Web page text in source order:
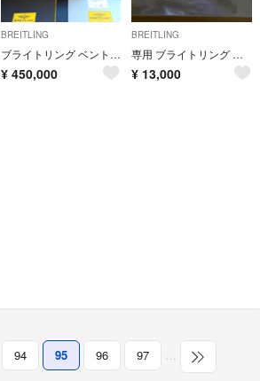
BREITLING
ブライトリング ベントレー B05 ユニタイム
¥ 450,000
BREITLING
専用 ブライトリング クロノマット44 純正ベルトコマ
¥ 13,000
94 95 96 97 …